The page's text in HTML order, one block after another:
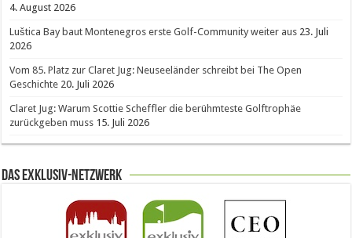
4. August 2026
Luštica Bay baut Montenegros erste Golf-Community weiter aus 23. Juli
2026
Vom 85. Platz zur Claret Jug: Neuseeländer schreibt bei The Open
Geschichte 20. Juli 2026
Claret Jug: Warum Scottie Scheffler die berühmteste Golftrophäe
zurückgeben muss 15. Juli 2026
Das Exklusiv-Netzwerk